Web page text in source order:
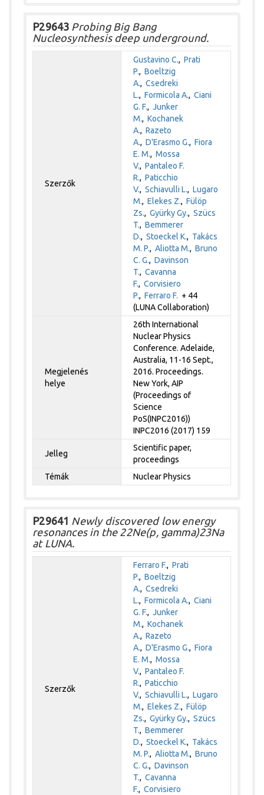
P29643 Probing Big Bang
Nucleosynthesis deep underground.
Szerzők
Gustavino C.,Prati
P.,Boeltzig
A.,Csedreki
L.,Formicola A.,Ciani
G. F.,Junker
M.,Kochanek
A.,Razeto
A.,D'Erasmo G.,Fiora
E. M.,Mossa
V.,Pantaleo F.
R.,Paticchio
V.,Schiavulli L.,Lugaro
M.,Elekes Z.,Fülöp
Zs.,Gyürky Gy.,Szücs
T.,Bemmerer
D.,Stoeckel K., Takács
M. P.,Aliotta M.,Bruno
C. G.,Davinson
T.,Cavanna
F.,Corvisiero
P.,Ferraro F. + 44
(LUNA Collaboration)
Megjelenés
helye
26th International
Nuclear Physics
Conference. Adelaide,
Australia, 11-16 Sept.,
2016. Proceedings.
New York, AIP
(Proceedings of
Science
PoS(INPC2016))
INPC2016 (2017) 159
Jelleg
Scientific paper,
proceedings
Témák
Nuclear Physics
P29641 Newly discovered low energy
resonances in the 22Ne(p, gamma)23Na
at LUNA.
Szerzők
Ferraro F.,Prati
P.,Boeltzig
A.,Csedreki
L.,Formicola A.,Ciani
G. F.,Junker
M.,Kochanek
A.,Razeto
A.,D'Erasmo G.,Fiora
E. M.,Mossa
V.,Pantaleo F.
R.,Paticchio
V.,Schiavulli L.,Lugaro
M.,Elekes Z.,Fülöp
Zs.,Gyürky Gy.,Szücs
T.,Bemmerer
D.,Stoeckel K., Takács
M. P.,Aliotta M.,Bruno
C. G.,Davinson
T.,Cavanna
F.,Corvisiero